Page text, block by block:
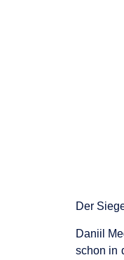
Der
Daniil
schon in